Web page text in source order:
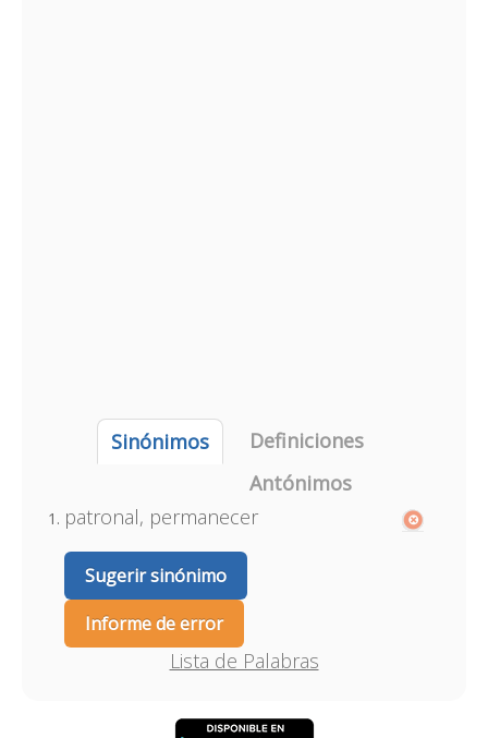
Sinónimos
Definiciones
Antónimos
patronal, permanecer
Sugerir sinónimo
Informe de error
Lista de Palabras